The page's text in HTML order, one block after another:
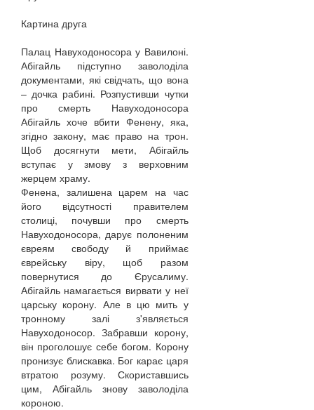
Картина друга
Палац Навуходоносора у Вавилоні.
Абігайль підступно заволоділа
документами, які свідчать, що вона
– дочка рабині. Розпустивши чутки
про смерть Навуходоносора
Абігайль хоче вбити Фенену, яка,
згідно закону, має право на трон.
Щоб досягнути мети, Абігайль
вступає у змову з верховним
жерцем храму.
Фенена, залишена царем на час
його відсутності правителем
столиці, почувши про смерть
Навуходоносора, дарує полоненим
євреям свободу й приймає
єврейську віру, щоб разом
повернутися до Єрусалиму.
Абігайль намагається вирвати у неї
царську корону. Але в цю мить у
тронному залі з'являється
Навуходоносор. Забравши корону,
він проголошує себе богом. Корону
пронизує блискавка. Бог карає царя
втратою розуму. Скориставшись
цим, Абігайль знову заволоділа
короною.